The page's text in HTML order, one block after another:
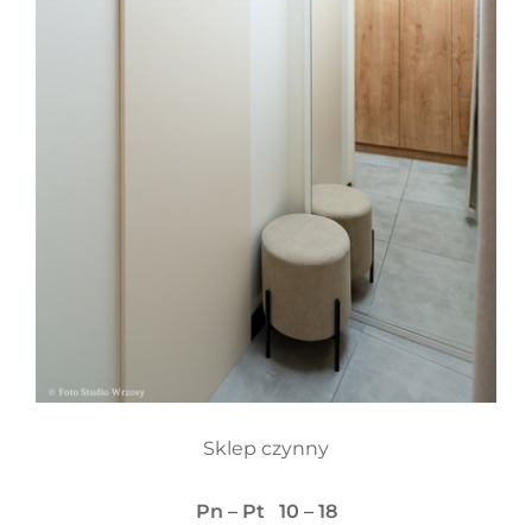
Sklep czynny
Pn – Pt 10 – 18